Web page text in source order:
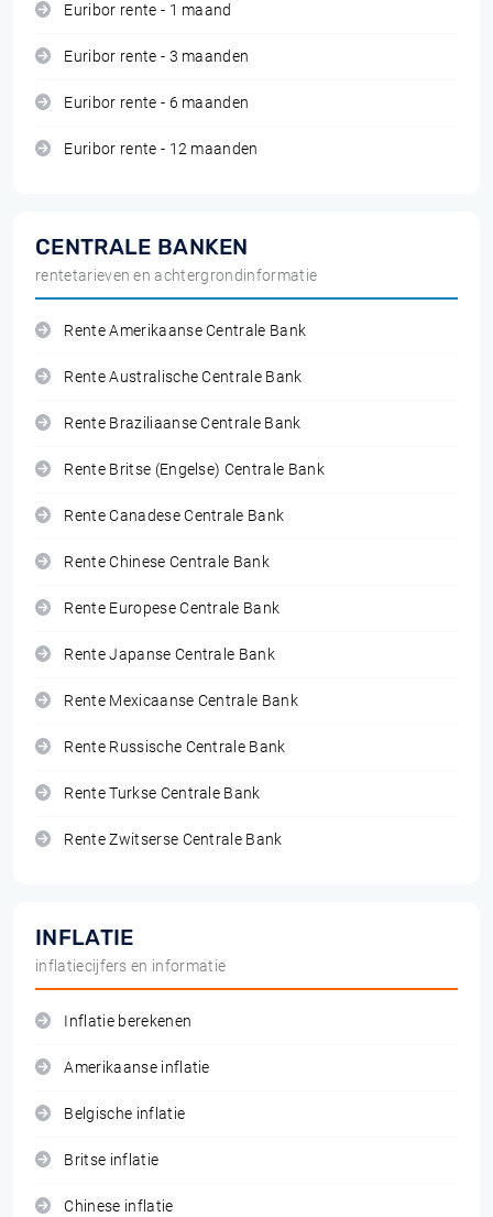
Euribor rente - 1 maand
Euribor rente - 3 maanden
Euribor rente - 6 maanden
Euribor rente - 12 maanden
CENTRALE BANKEN
rentetarieven en achtergrondinformatie
Rente Amerikaanse Centrale Bank
Rente Australische Centrale Bank
Rente Braziliaanse Centrale Bank
Rente Britse (Engelse) Centrale Bank
Rente Canadese Centrale Bank
Rente Chinese Centrale Bank
Rente Europese Centrale Bank
Rente Japanse Centrale Bank
Rente Mexicaanse Centrale Bank
Rente Russische Centrale Bank
Rente Turkse Centrale Bank
Rente Zwitserse Centrale Bank
INFLATIE
inflatiecijfers en informatie
Inflatie berekenen
Amerikaanse inflatie
Belgische inflatie
Britse inflatie
Chinese inflatie